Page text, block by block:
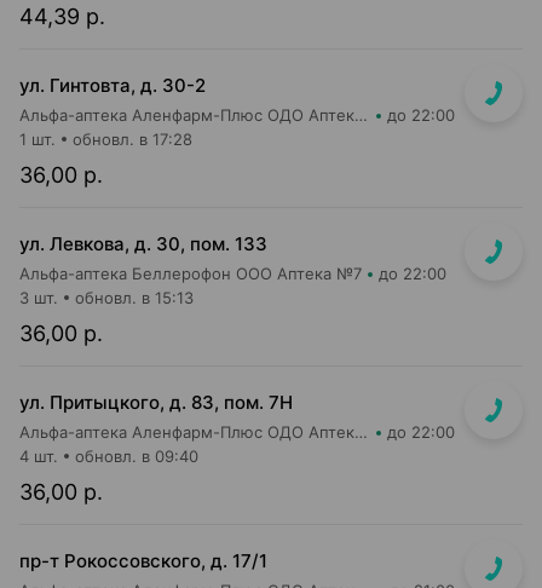
44,39 р.
ул. Гинтовта, д. 30-2
Альфа-аптека Аленфарм-Плюс ОДО Аптека №16 до 22:00
36,00 р.
1 шт. обновл. в 17:28
ул. Левкова, д. 30, пом. 133
Альфа-аптека Беллерофон ООО Аптека №7 до 22:00
36,00 р.
3 шт. обновл. в 15:13
ул. Притыцкого, д. 83, пом. 7Н
Альфа-аптека Аленфарм-Плюс ОДО Аптека №14 до 22:00
36,00 р.
4 шт. обновл. в 09:40
пр-т Рокоссовского, д. 17/1